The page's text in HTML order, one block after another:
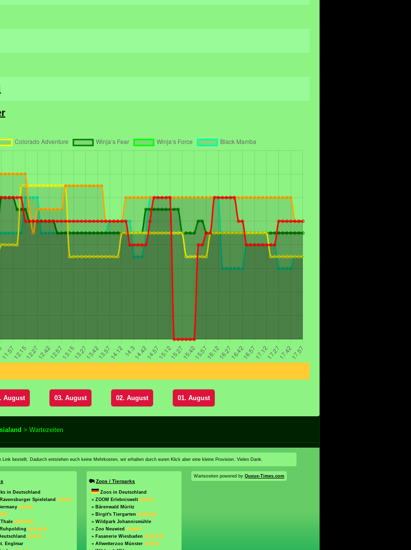
August 03. August 02. August 01. August
> Wartezeiten
bestellt. Dadurch entstehen euch keine Mehrkosten, wir erhalten durch euren Klick aber eine kleine Provision. Vielen Dank.
in Deutschland
Spieleland
Englmar
Zoos / Tierparks
Zoos in Deutschland
» ZOOM Erlebniswelt
» Bärenwald Müritz
» Birgit's Tiergarten
» Wildpark Johannismühle
» Zoo Neuwied
» Fasanerie Wiesbaden
» Allwetterzoo Münster
Wartezeiten powered by Queue-Times.com